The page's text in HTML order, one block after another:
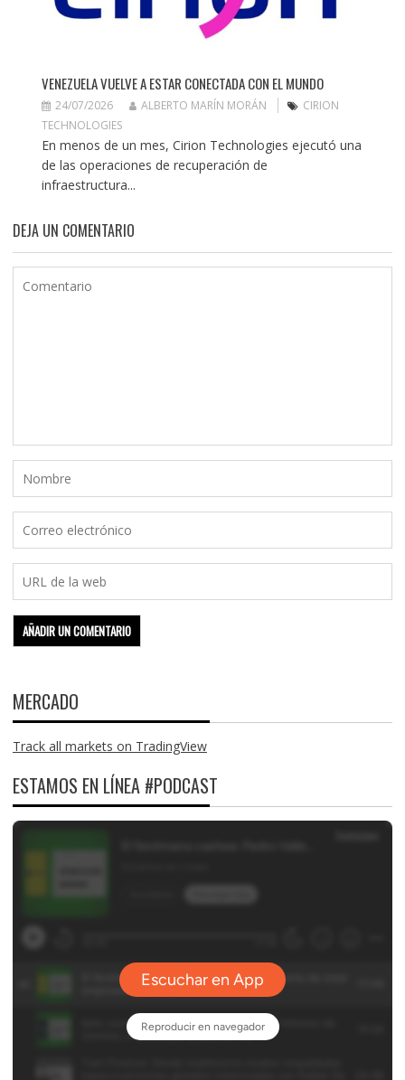
VENEZUELA VUELVE A ESTAR CONECTADA CON EL MUNDO
24/07/2026 ALBERTO MARÍN MORÁN
CIRION
TECHNOLOGIES
En menos de un mes, Cirion Technologies ejecutó una
de las operaciones de recuperación de
infraestructura...
DEJA UN COMENTARIO
MERCADO
Track all markets on TradingView
ESTAMOS EN LÍNEA #PODCAST